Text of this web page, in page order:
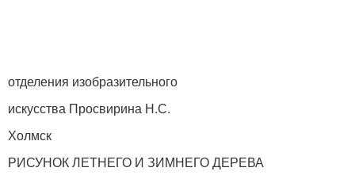
отделения изобразительного
искусства Просвирина Н.С.
Холмск
РИСУНОК ЛЕТНЕГО И ЗИМНЕГО ДЕРЕВА